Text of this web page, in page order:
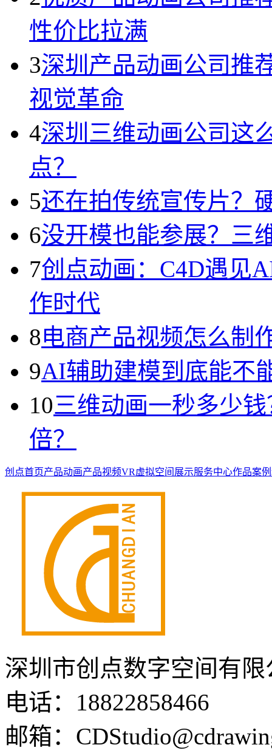
性价比拉满
3深圳产品动画公司推
视觉革命
4深圳三维动画公司这
点？
5还在拍传统宣传片？
6没开模也能参展？三
7创点动画：C4D遇见
作时代
8电商产品视频怎么制
9AI辅助建模到底能不
10三维动画一秒多少
倍？
创点首页产品动画产品视频VR虚拟空间展示服务中心作品案例
深圳市创点数字空间有
电话：18822858466
邮箱：